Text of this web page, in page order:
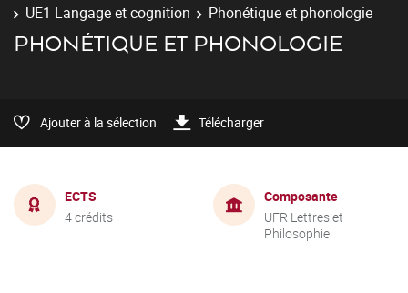
UE1 Langage et cognition
Phonétique et phonologie
PHONÉTIQUE ET PHONOLOGIE
Ajouter à la sélection Télécharger
ECTS
4 crédits
Composante
UFR Lettres et
Philosophie